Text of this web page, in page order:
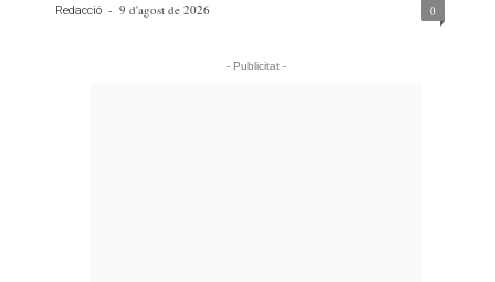
Redacció - 9 d'agost de 2026 0
- Publicitat -